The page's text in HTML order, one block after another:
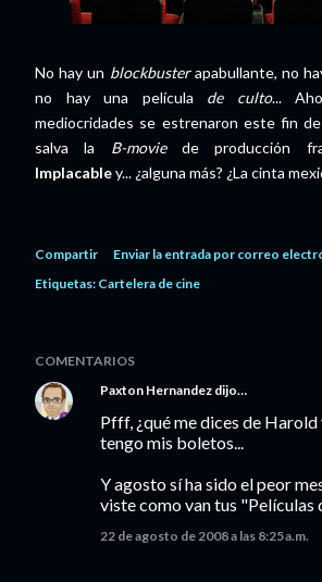
No hay un blockbusterapabullante, no
no hay una película de culto...
mediocridades se estrenaron este fin
salva la B-moviede producción
Implacabley... ¿alguna más? ¿La cinta
Compartir
Enviar la entrada por correo
Etiquetas: Cartelera de cine
COMENTARIOS
Paxton Hernandez dijo…
Pfff, ¿qué me dices de Harold
tengo mis boletos...
Y agosto sí ha sido el peor
viste como van tus "Películas
22 de agosto de 2008 a las 8:25 a.m.